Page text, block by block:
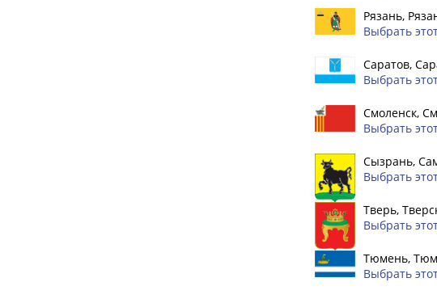
Рязань,
Выбрать
Саратов,
Выбрать
Смоленск,
Выбрать
Сызрань,
Выбрать
Тверь,
Выбрать
Тюмень,
Выбрать